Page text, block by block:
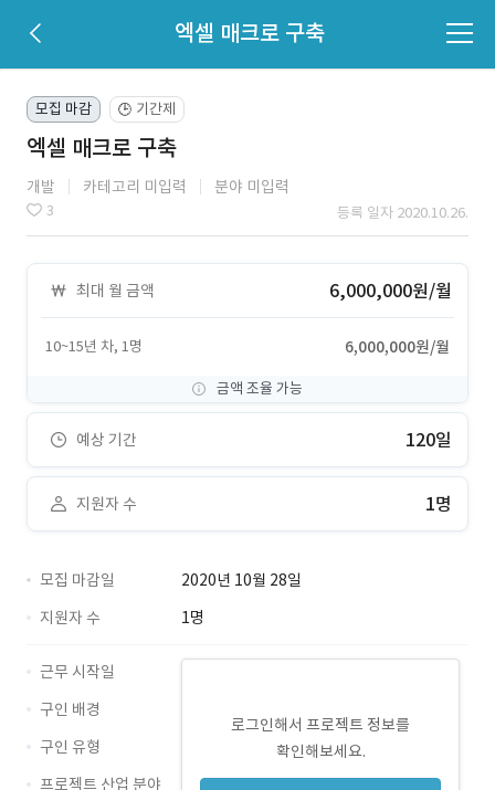
엑셀 매크로 구축
모집 마감 🕒 기간제
엑셀 매크로 구축
개발 카테고리 미입력 분야 미입력
3 등록 일자 2020.10.26.
최대 월 금액 6,000,000원/월
10~15년 차, 1명 6,000,000원/월
금액 조율 가능
예상 기간 120일
지원자 수 1명
모집 마감일
2020년 10월 28일
지원자 수
1명
로그인해서 프로젝트 정보를
확인해보세요.
근무 시작일
구인 배경
구인 유형
프로젝트 산업 분야